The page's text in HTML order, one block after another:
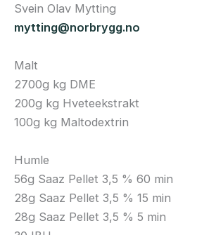
Svein Olav Mytting
mytting@norbrygg.no
Malt
2700g kg DME
200g kg Hveteekstrakt
100g kg Maltodextrin
Humle
56g Saaz Pellet 3,5 % 60 min
28g Saaz Pellet 3,5 % 15 min
28g Saaz Pellet 3,5 % 5 min